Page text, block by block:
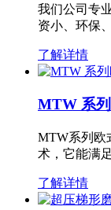
我们公司专
资小、环保
了解详情
MTW 系
MTW系列欧
术，它能满
了解详情